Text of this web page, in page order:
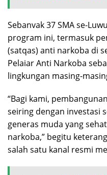
Sebanvak 37 SMA se-
program ini, termasuk
(satqas) anti narkoba di
Pelaiar Anti Narkoba
lingkungan masing-
“Bagi kami,
seiring dengan investasi
generas muda yang
narkoba,” begitu
salah satu kanal resmi